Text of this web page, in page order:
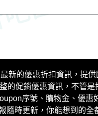
新的優惠折扣資訊，提
的促銷優惠資訊，不管是
序號、購物金、優惠
隨時更新，你能想到的全